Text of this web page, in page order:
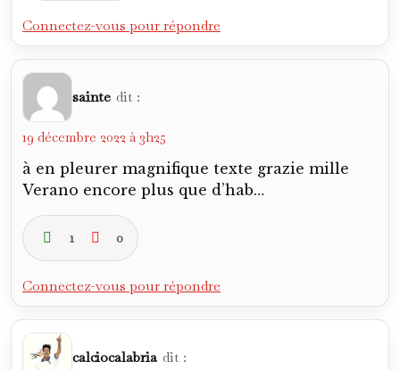
s’installer sur le toit de ton panthéon
personnel.
1 0
Connectez-vous pour répondre
Khiadiatoulin
19 décembre 2022 à 8h47
Vialli et Ravanelli, et le dernier titre
européen de la Juve en 96.
Que choisir? Les 36 championnats et les 2 c1
de la Juve ou les 19 titres et les 7 c1 du Milan